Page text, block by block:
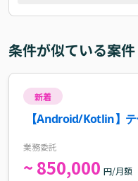
条件が似ている案件
新着
【Android/Kotlin】
業務委託
~ 850,000 円/月額